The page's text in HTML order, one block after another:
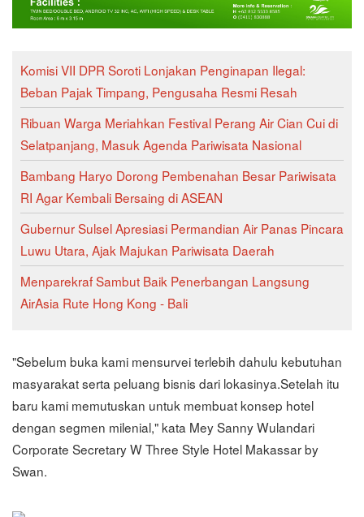
Komisi VII DPR Soroti Lonjakan Penginapan Ilegal:
Beban Pajak Timpang, Pengusaha Resmi Resah
Ribuan Warga Meriahkan Festival Perang Air Cian Cui di
Selatpanjang, Masuk Agenda Pariwisata Nasional
Bambang Haryo Dorong Pembenahan Besar Pariwisata
RI Agar Kembali Bersaing di ASEAN
Gubernur Sulsel Apresiasi Permandian Air Panas Pincara
Luwu Utara, Ajak Majukan Pariwisata Daerah
Menparekraf Sambut Baik Penerbangan Langsung
AirAsia Rute Hong Kong - Bali
"Sebelum buka kami mensurvei terlebih dahulu kebutuhan
masyarakat serta peluang bisnis dari lokasinya.Setelah itu
baru kami memutuskan untuk membuat konsep hotel
dengan segmen milenial," kata Mey Sanny Wulandari
Corporate Secretary W Three Style Hotel Makassar by
Swan.